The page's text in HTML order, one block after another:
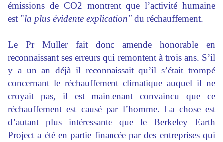
émissions de CO2 montrent que l’activité humaine
est "la plus évidente explication" du réchauffement.
Le Pr Muller fait donc amende honorable en
reconnaissant ses erreurs qui remontent à trois ans. S’il
y a un an déjà il reconnaissait qu’il s’était trompé
concernant le réchauffement climatique auquel il ne
croyait pas, il est maintenant convaincu que ce
réchauffement est causé par l’homme. La chose est
d’autant plus intéressante que le Berkeley Earth
Project a été en partie financée par des entreprises qui